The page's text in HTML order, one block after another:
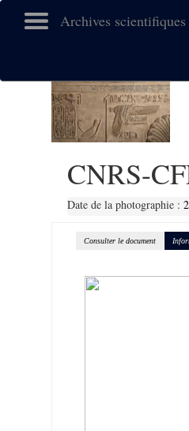
Archives
CNRS-
Date de la photographie :
Consulter le document